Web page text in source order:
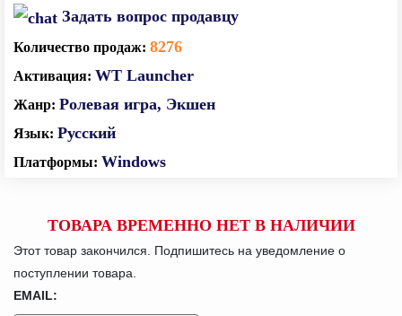
Задать вопрос продавцу
8276
WT Launcher
Ролевая игра Экшен
Русский
Windows
ТОВАРА ВРЕМЕННО НЕТ В НАЛИЧИИ
Этот товар закончился. Подпишитесь на уведомление о
поступлении товара.
EMAIL: